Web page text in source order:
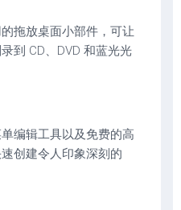
拖放桌面小部件，可让
到 CD、DVD 和蓝光光
编辑工具以及免费的高
创建令人印象深刻的